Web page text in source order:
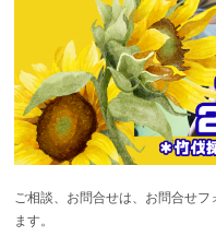
ご相談、お問合せは、お問合せ
ます。